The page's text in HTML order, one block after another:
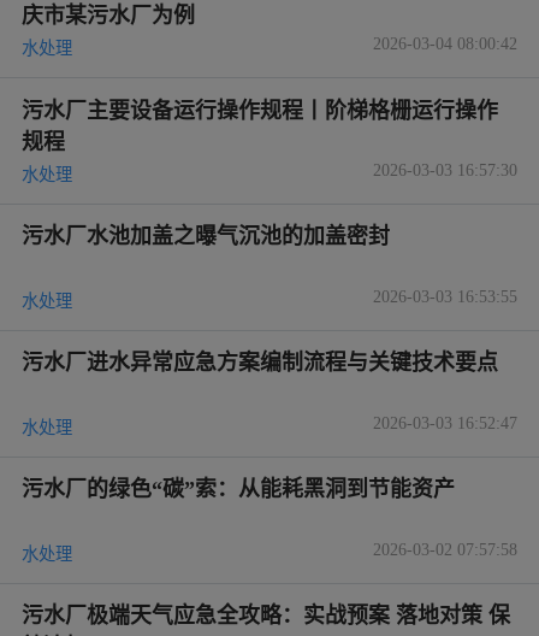
庆市某污水厂为例
水处理 2026-03-04 08:00:42
污水厂主要设备运行操作规程丨阶梯格栅运行操作
规程
水处理 2026-03-03 16:57:30
污水厂水池加盖之曝气沉池的加盖密封
水处理 2026-03-03 16:53:55
污水厂进水异常应急方案编制流程与关键技术要点
水处理 2026-03-03 16:52:47
污水厂的绿色“碳”索：从能耗黑洞到节能资产
水处理 2026-03-02 07:57:58
污水厂极端天气应急全攻略：实战预案 落地对策 保